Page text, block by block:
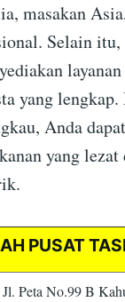
masakan
Selain itu,
yang lengkap.
Anda dapat
yang
PUSAT
Jl. Peta No.99 B